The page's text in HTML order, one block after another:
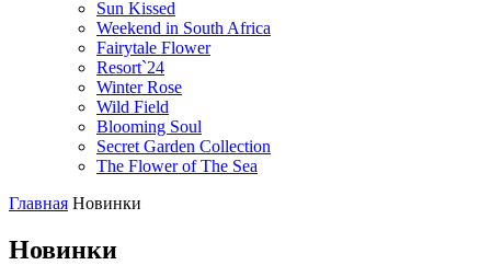
Sun Kissed
Weekend in South Africa
Fairytale Flower
Resort`24
Winter Rose
Wild Field
Blooming Soul
Secret Garden Collection
The Flower of The Sea
Главная Новинки
Новинки